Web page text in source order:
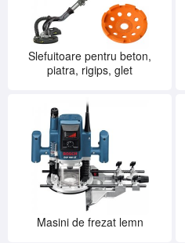
Slefuitoare pentru beton,
piatra, rigips, glet
Masini de frezat lemn